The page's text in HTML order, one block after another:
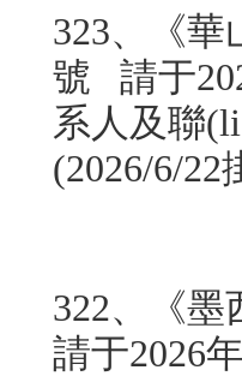
323、《華
號 請于
系人及聯
(2026/6/22
322、
《
請于2026